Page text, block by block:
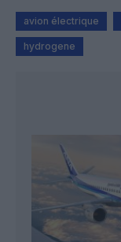
avion électrique
hydrogene